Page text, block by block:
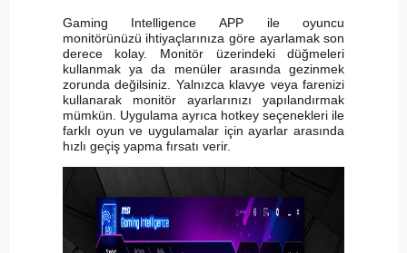
Gaming Intelligence APP ile oyuncu
monitörünüzü ihtiyaçlarınıza göre ayarlamak son
derece kolay. Monitör üzerindeki düğmeleri
kullanmak ya da menüler arasında gezinmek
zorunda değilsiniz. Yalnızca klavye veya farenizi
kullanarak monitör ayarlarınızı yapılandırmak
mümkün. Uygulama ayrıca hotkey seçenekleri ile
farklı oyun ve uygulamalar için ayarlar arasında
hızlı geçiş yapma fırsatı verir.